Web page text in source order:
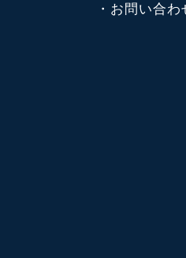
・お問い合